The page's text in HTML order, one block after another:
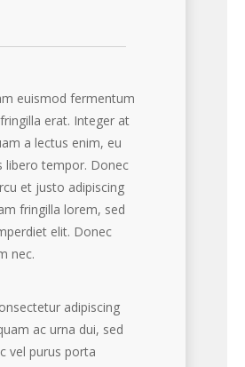
euismod fermentum
erat. Integer at
a lectus enim, eu
libero tempor. Donec
et justo adipiscing
fringilla lorem, sed
elit. Donec
nec.
adipiscing
ac urna dui, sed
vel purus porta